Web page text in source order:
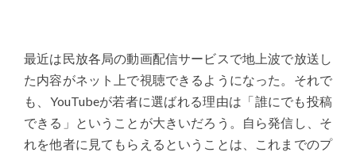
最近は民放各局の動画配信サービスで地上波で放送し
た内容がネット上で視聴できるようになった。それで
も、YouTubeが若者に選ばれる理由は「誰にでも投稿
できる」ということが大きいだろう。自ら発信し、そ
れを他者に見てもらえるということは、これまでのプ